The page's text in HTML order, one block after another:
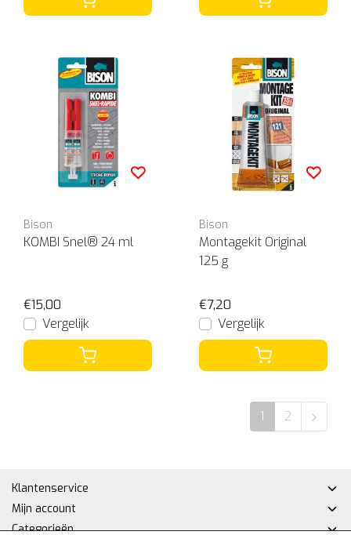
Bison
KOMBI Snel® 24 ml
€15,00
Vergelijk
Bison
Montagekit Original
125 g
€7,20
Vergelijk
1 2
Klantenservice
Mijn account
Categorieën